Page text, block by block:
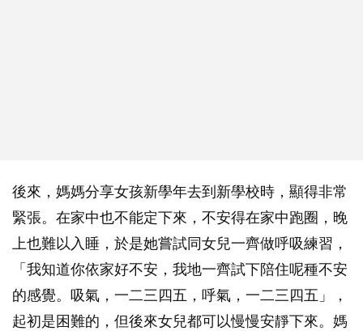
後來，媽媽分享女孩新學年去到新學校時，顯得非常
緊張。在家中也不能定下來，不安得在家中跑圈，晚
上也難以入睡，於是她嘗試同女兒一齊做呼吸練習，
「我知道你依家好不安，我地一齊試下陪住呢種不安
的感覺。吸氣，一二三四五，呼氣，一二三四五」，
起初是困難的，但後來女兒都可以慢慢安靜下來。媽